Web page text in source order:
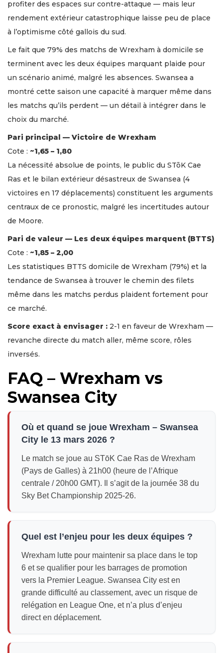
profiter des espaces sur contre-attaque — mais leur
rendement extérieur catastrophique laisse peu de place
à l’optimisme côté gallois du sud.
Le fait que 79% des matchs de Wrexham à domicile se
terminent avec les deux équipes marquant plaide pour
un scénario animé, malgré les absences. Swansea a
montré cette saison une capacité à marquer même dans
les matchs qu’ils perdent — un détail à intégrer dans le
choix du marché.
Pari principal — Victoire de Wrexham
Cote : ~1,65 – 1,80
La nécessité absolue de points, le public du STōK Cae
Ras et le bilan extérieur désastreux de Swansea (4
victoires en 17 déplacements) constituent les arguments
centraux de ce pronostic, malgré les incertitudes autour
de Moore.
Pari de valeur — Les deux équipes marquent (BTTS)
Cote : ~1,85 – 2,00
Les statistiques BTTS domicile de Wrexham (79%) et la
tendance de Swansea à trouver le chemin des filets
même dans les matchs perdus plaident fortement pour
ce marché.
Score exact à envisager : 2-1 en faveur de Wrexham —
revanche directe du match aller, même score, rôles
inversés.
FAQ – Wrexham vs
Swansea City
Où et quand se joue Wrexham – Swansea
City le 13 mars 2026 ?
Le match se joue au STōK Cae Ras de Wrexham
(Pays de Galles) à 21h00 (heure de l’Afrique
centrale / 20h00 GMT). Il s’agit de la journée 38 du
Sky Bet Championship 2025-26.
Quel est l’enjeu pour les deux équipes ?
Wrexham lutte pour maintenir sa place dans le top
6 et se qualifier pour les barrages de promotion
vers la Premier League. Swansea City est en
grande difficulté au classement, avec un risque de
relégation en League One, et n’a plus d’enjeu
direct en déplacement.